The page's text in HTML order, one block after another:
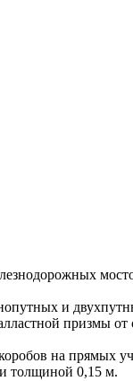
и
призмы
на прямых
толщиной 0,15 м.